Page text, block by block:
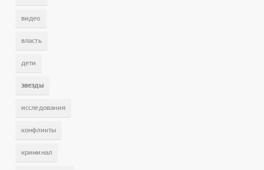
видео
власть
дети
звезды
исследования
конфликты
криминал